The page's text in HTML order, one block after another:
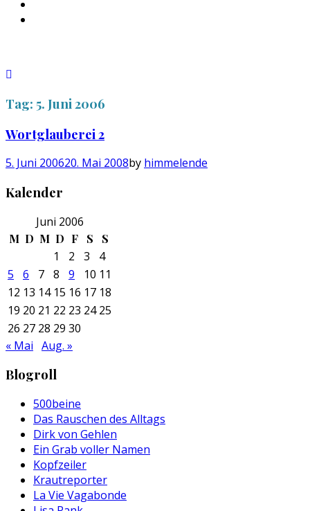
anzeigen
Tag: 5. Juni 2006
Wortglauberei 2
5. Juni 200620. Mai 2008by himmelende
Kalender
Juni 2006
M D M D F S S
1 2 3
4
5
6 7 8 9 10 11
12 13 14 15 16 17 18
19 20 21 22 23 24 25
26 27 28 29 30
« Mai Aug. »
Blogroll
500beine
Das Rauschen des Alltags
Dirk von Gehlen
Ein Grab voller Namen
Kopfzeiler
Krautreporter
La Vie Vagabonde